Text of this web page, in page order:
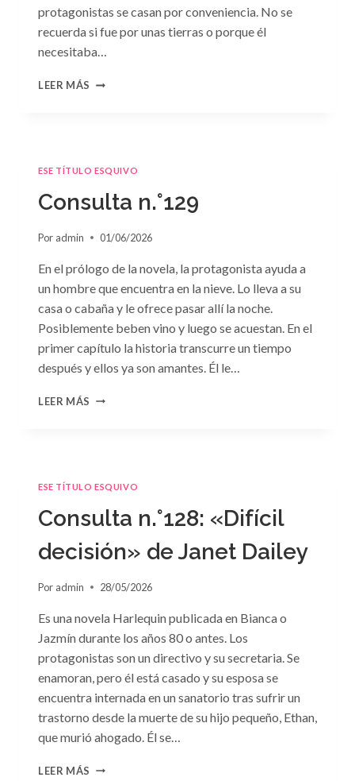
protagonistas se casan por conveniencia. No se
recuerda si fue por unas tierras o porque él
necesitaba…
LEER MÁS CONSULTA
ESE TÍTULO ESQUIVO
Consulta n.°129
Por admin 01/06/2026
En el prólogo de la novela, la protagonista ayuda a
un hombre que encuentra en la nieve. Lo lleva a su
casa o cabaña y le ofrece pasar allí la noche.
Posiblemente beben vino y luego se acuestan. En el
primer capítulo la historia transcurre un tiempo
después y ellos ya son amantes. Él le…
LEER MÁS CONSULTA
ESE TÍTULO ESQUIVO
Consulta n.°128: «Difícil
decisión» de Janet Dailey
Por admin 28/05/2026
Es una novela Harlequin publicada en Bianca o
Jazmín durante los años 80 o antes. Los
protagonistas son un directivo y su secretaria. Se
enamoran, pero él está casado y su esposa se
encuentra internada en un sanatorio tras sufrir un
trastorno desde la muerte de su hijo pequeño, Ethan,
que murió ahogado. Él se…
LEER MÁS CONSULTA